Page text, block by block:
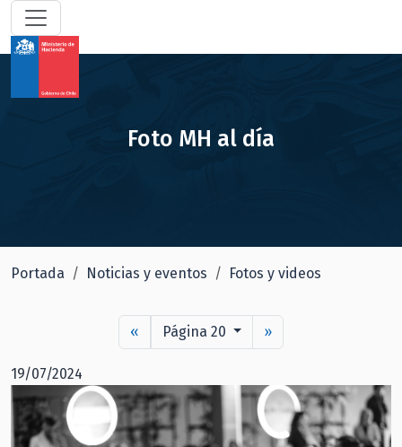
Foto MH al día
Portada Noticias y eventos Fotos y videos
« Página 20 »
19/07/2024